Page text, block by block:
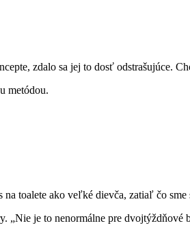
zdalo sa jej to dosť odstrašujúce.
metódou.
toalete ako veľké dievča, zatiaľ čo
„Nie je to nenormálne pre dvojtýždňové